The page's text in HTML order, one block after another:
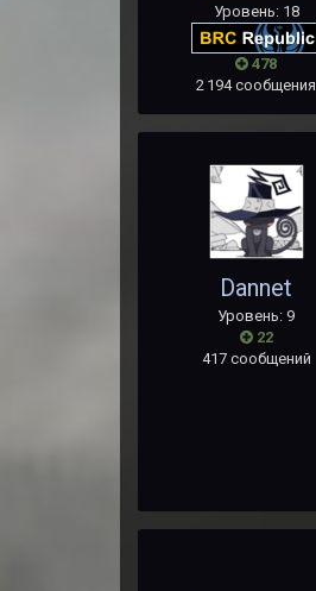
Уровень: 18
478
2 194 сообщения
Dannet
Уровень: 9
22
417 сообщений